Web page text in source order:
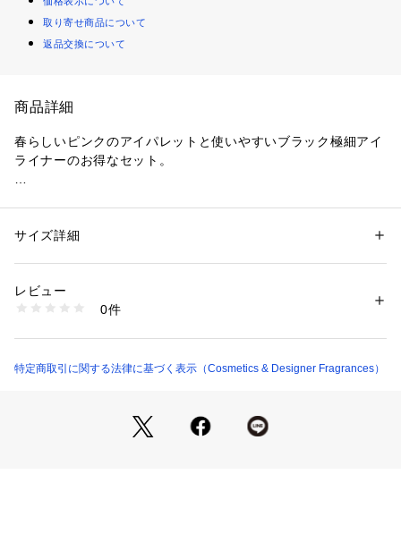
取り寄せ商品について
返品交換について
商品詳細
春らしいピンクのアイパレットと使いやすいブラック極細アイ
ライナーのお得なセット。
ーからヌーディーカラーまで捨て色なしの6色により、様々な
【EVラスティング ジェルライナー エクストラスリム BK-1ブ
かり密着し、水や涙に強い処方です。まつ毛の間やまぶたのキ
性別：レディース
商品番号：
0100001300038 （ショップ）
サイズ詳細
レビュー
0件
特定商取引に関する法律に基づく表示（Cosmetics & Designer Fragrances）